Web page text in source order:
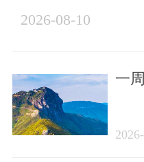
2026-08-10
一